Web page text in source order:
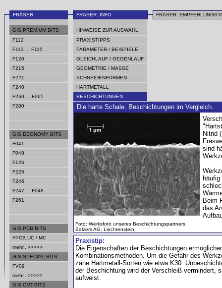
FRÄSER FRÄSER: INFO FRÄSER:
GIS PREMIUM BITS
F112
F113 ... F115
F120
F215
F221
F240
F260 ... F265
F280
GIS ECONOMY BITS
F041
F048
F126
F225
F246
F247 ... F248
F261
GIS PCB BITS
FPCB.UC / MC
mehr...>>>>>
GIS SPECIAL BITS
FV09
mehr...>>>>>
GIS CMT-BITS
HINWEISE ZUR AUSWAHL
PRAXISTIPPS
PARAMETER / BEISPIELE
GLEICHLAUF / GEGENLAUF
GEOMETRIE / MASSE
SCHNEIDENFORMEN
HARTMETALL
BESCHICHTUNGEN
Die harte Schale: Beschichtungen im Vergleich.
Foto: Werksfoto unseres Beschichtungspartners
Balzers AG, Liechtenstein.
Nitrid
sind
Beim
das
Praxistip:
Die Eigenschaften der Beschichtungen
Kombinationsmethoden. Um die Gefahr des
zähe Hartmetall-Sorten wie etwa K30.
der Beschichtung wird der Verschleiß vermindert,
aufweist.